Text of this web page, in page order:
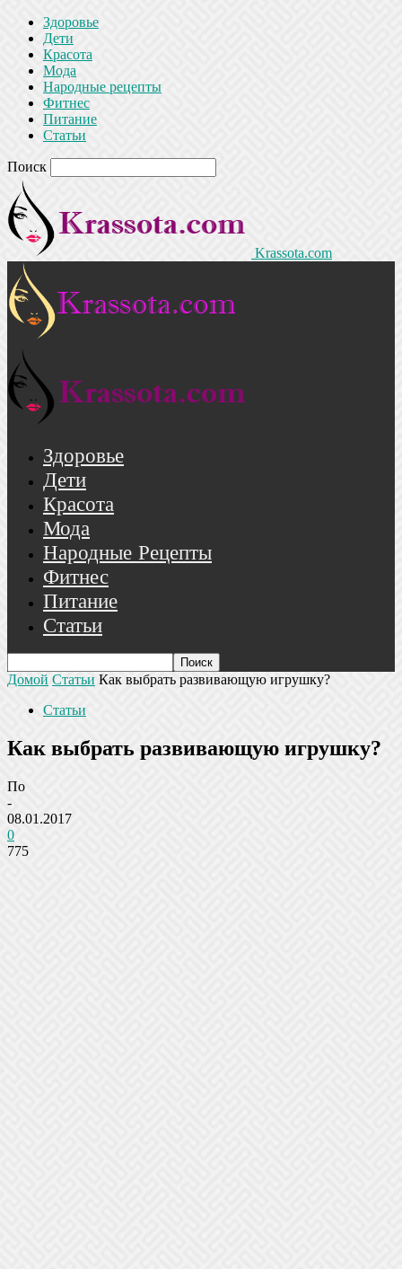
Здоровье
Дети
Красота
Мода
Народные рецепты
Фитнес
Питание
Статьи
Поиск
Krassota.com
Здоровье
Дети
Красота
Мода
Народные Рецепты
Фитнес
Питание
Статьи
Домой Статьи Как выбрать развивающую игрушку?
Статьи
Как выбрать развивающую игрушку?
По
-
08.01.2017
0
775